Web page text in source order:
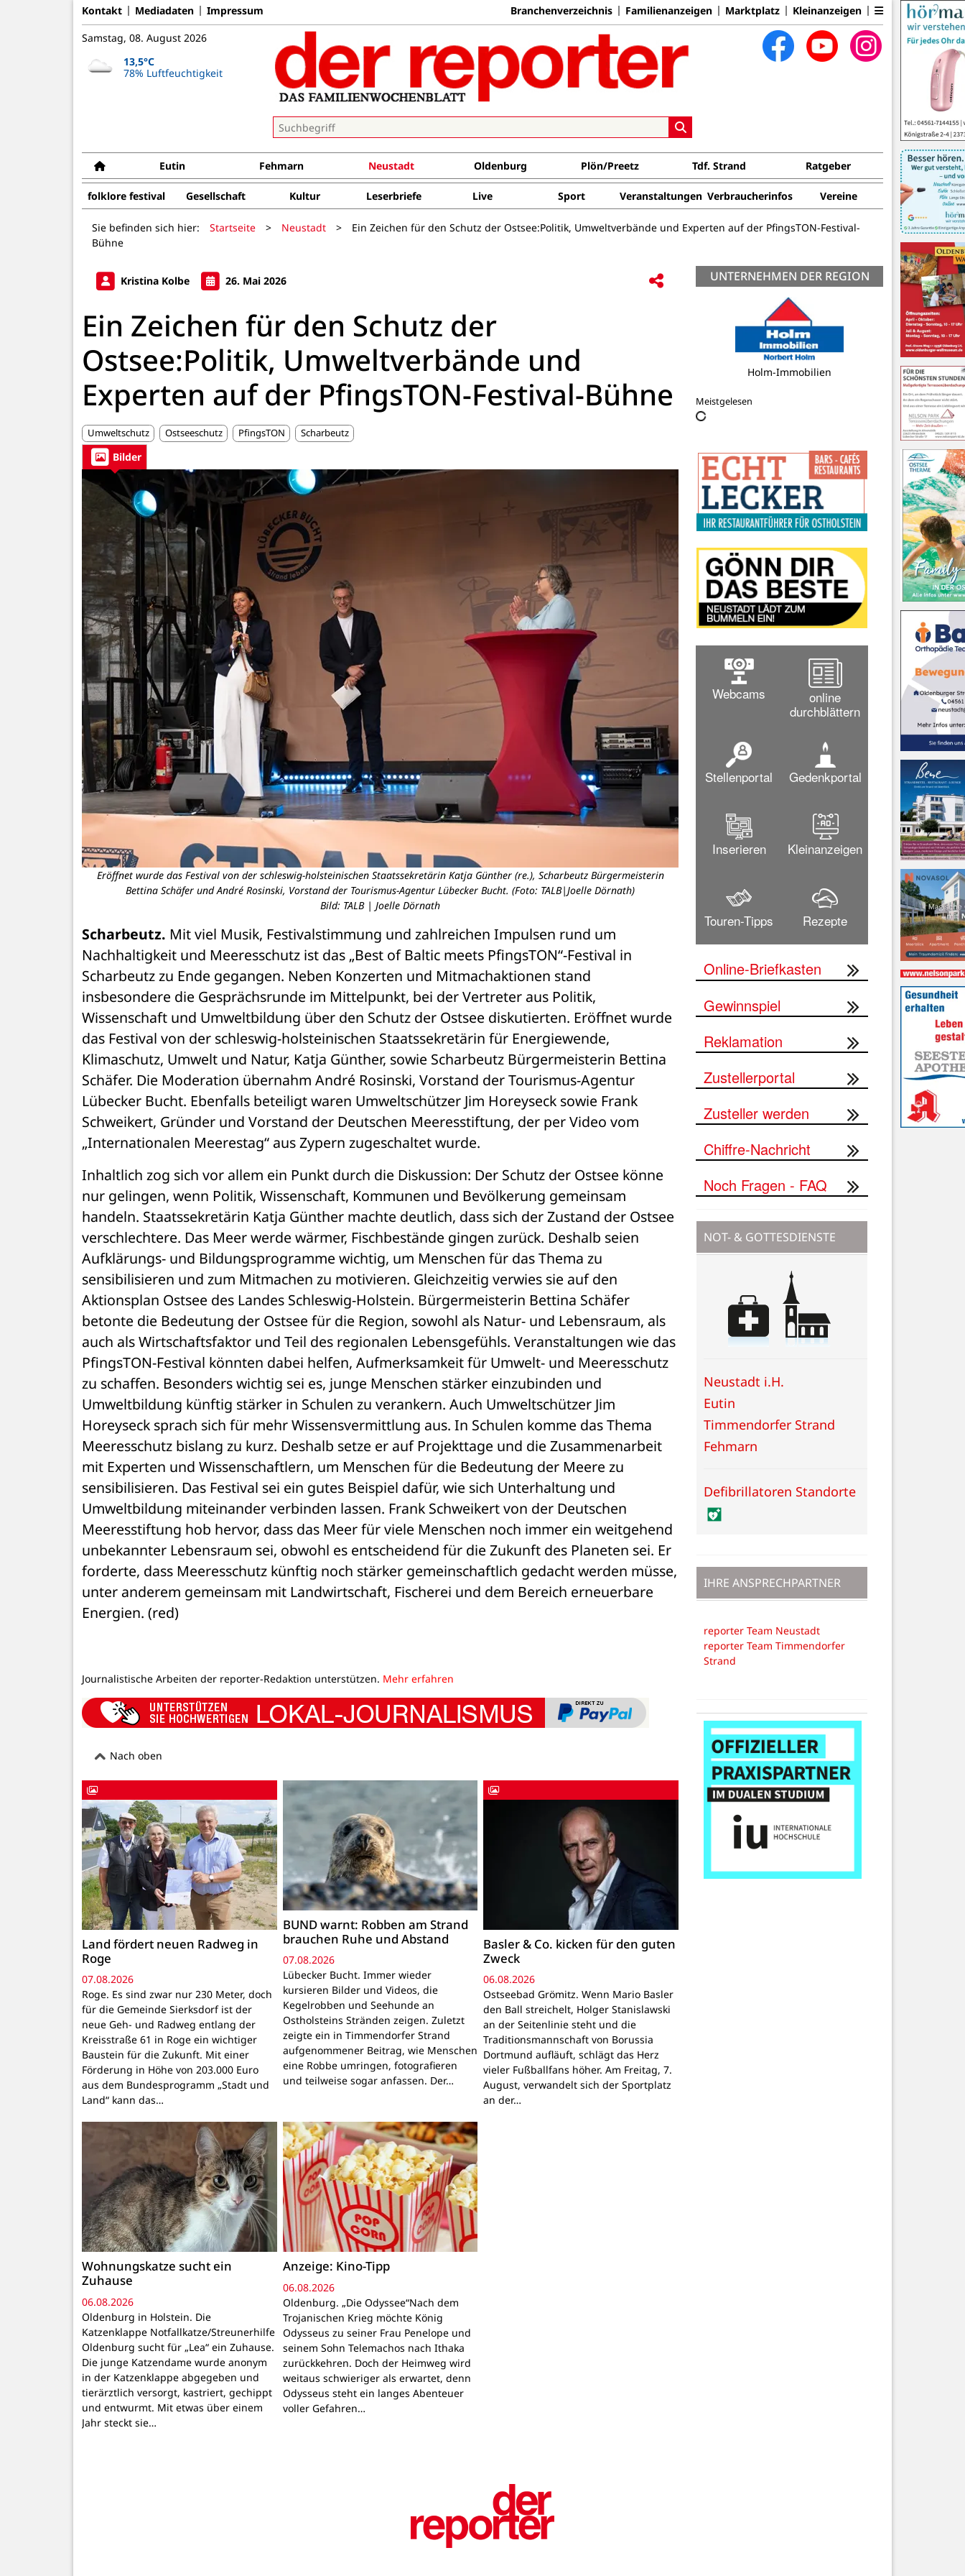
Kontakt Mediadaten Impressum Branchenverzeichnis Familienanzeigen Marktplatz Kleinanzeigen
Samstag, 08. August 2026
13,5°C
78% Luftfeuchtigkeit
Eutin Fehmarn Neustadt Oldenburg Plön/Preetz Tdf. Strand Ratgeber
folklore festival Gesellschaft Kultur Leserbriefe Live Sport Veranstaltungen Verbraucherinfos Vereine
Sie befinden sich hier: Startseite > Neustadt >
Ein Zeichen für den Schutz der Ostsee:Politik, Umweltverbände und Experten auf der PfingsTON-Festival-
Bühne
Kristina Kolbe 26. Mai 2026
Ein Zeichen für den Schutz der
Ostsee:Politik, Umweltverbände und
Experten auf der PfingsTON-Festival-Bühne
Umweltschutz Ostseeschutz PfingsTON Scharbeutz
Bilder
Eröffnet wurde das Festival von der schleswig-holsteinischen Staatssekretärin Katja Günther (re.), Scharbeutz Bürgermeisterin
Bettina Schäfer und André Rosinski, Vorstand der Tourismus-Agentur Lübecker Bucht. (Foto: TALB|Joelle Dörnath)
Bild: TALB | Joelle Dörnath
Scharbeutz. Mit viel Musik, Festivalstimmung und zahlreichen Impulsen rund um
Nachhaltigkeit und Meeresschutz ist das „Best of Baltic meets PfingsTON“-Festival in
Scharbeutz zu Ende gegangen. Neben Konzerten und Mitmachaktionen stand
insbesondere die Gesprächsrunde im Mittelpunkt, bei der Vertreter aus Politik,
Wissenschaft und Umweltbildung über den Schutz der Ostsee diskutierten. Eröffnet wurde
das Festival von der schleswig-holsteinischen Staatssekretärin für Energiewende,
Klimaschutz, Umwelt und Natur, Katja Günther, sowie Scharbeutz Bürgermeisterin Bettina
Schäfer. Die Moderation übernahm André Rosinski, Vorstand der Tourismus-Agentur
Lübecker Bucht. Ebenfalls beteiligt waren Umweltschützer Jim Horeyseck sowie Frank
Schweikert, Gründer und Vorstand der Deutschen Meeresstiftung, der per Video vom
„Internationalen Meerestag“ aus Zypern zugeschaltet wurde.
Inhaltlich zog sich vor allem ein Punkt durch die Diskussion: Der Schutz der Ostsee könne
nur gelingen, wenn Politik, Wissenschaft, Kommunen und Bevölkerung gemeinsam
handeln. Staatssekretärin Katja Günther machte deutlich, dass sich der Zustand der Ostsee
verschlechtere. Das Meer werde wärmer, Fischbestände gingen zurück. Deshalb seien
Aufklärungs- und Bildungsprogramme wichtig, um Menschen für das Thema zu
sensibilisieren und zum Mitmachen zu motivieren. Gleichzeitig verwies sie auf den
Aktionsplan Ostsee des Landes Schleswig-Holstein. Bürgermeisterin Bettina Schäfer
betonte die Bedeutung der Ostsee für die Region, sowohl als Natur- und Lebensraum, als
auch als Wirtschaftsfaktor und Teil des regionalen Lebensgefühls. Veranstaltungen wie das
PfingsTON-Festival könnten dabei helfen, Aufmerksamkeit für Umwelt- und Meeresschutz
zu schaffen. Besonders wichtig sei es, junge Menschen stärker einzubinden und
Umweltbildung künftig stärker in Schulen zu verankern. Auch Umweltschützer Jim
Horeyseck sprach sich für mehr Wissensvermittlung aus. In Schulen komme das Thema
Meeresschutz bislang zu kurz. Deshalb setze er auf Projekttage und die Zusammenarbeit
mit Experten und Wissenschaftlern, um Menschen für die Bedeutung der Meere zu
sensibilisieren. Das Festival sei ein gutes Beispiel dafür, wie sich Unterhaltung und
Umweltbildung miteinander verbinden lassen. Frank Schweikert von der Deutschen
Meeresstiftung hob hervor, dass das Meer für viele Menschen noch immer ein weitgehend
unbekannter Lebensraum sei, obwohl es entscheidend für die Zukunft des Planeten sei. Er
forderte, dass Meeresschutz künftig noch stärker gemeinschaftlich gedacht werden müsse,
unter anderem gemeinsam mit Landwirtschaft, Fischerei und dem Bereich erneuerbare
Energien. (red)
Journalistische Arbeiten der reporter-Redaktion unterstützen. Mehr erfahren
Nach oben
Land fördert neuen Radweg in
Roge
07.08.2026
Roge. Es sind zwar nur 230 Meter, doch
für die Gemeinde Sierksdorf ist der
neue Geh- und Radweg entlang der
Kreisstraße 61 in Roge ein wichtiger
Baustein für die Zukunft. Mit einer
Förderung in Höhe von 203.000 Euro
aus dem Bundesprogramm „Stadt und
Land“ kann das…
BUND warnt: Robben am Strand
brauchen Ruhe und Abstand
07.08.2026
Lübecker Bucht. Immer wieder
kursieren Bilder und Videos, die
Kegelrobben und Seehunde an
Ostholsteins Stränden zeigen. Zuletzt
zeigte ein in Timmendorfer Strand
aufgenommener Beitrag, wie Menschen
eine Robbe umringen, fotografieren
und teilweise sogar anfassen. Der…
Basler & Co. kicken für den guten
Zweck
06.08.2026
Ostseebad Grömitz. Wenn Mario Basler
den Ball streichelt, Holger Stanislawski
an der Seitenlinie steht und die
Traditionsmannschaft von Borussia
Dortmund aufläuft, schlägt das Herz
vieler Fußballfans höher. Am Freitag, 7.
August, verwandelt sich der Sportplatz
an der…
Wohnungskatze sucht ein
Zuhause
06.08.2026
Oldenburg in Holstein. Die
Katzenklappe Notfallkatze/Streunerhilfe
Oldenburg sucht für „Lea“ ein Zuhause.
Die junge Katzendame wurde anonym
in der Katzenklappe abgegeben und
tierärztlich versorgt, kastriert, gechippt
und entwurmt. Mit etwas über einem
Jahr steckt sie…
Anzeige: Kino-Tipp
06.08.2026
Oldenburg. „Die Odyssee“Nach dem
Trojanischen Krieg möchte König
Odysseus zu seiner Frau Penelope und
seinem Sohn Telemachos nach Ithaka
zurückkehren. Doch der Heimweg wird
weitaus schwieriger als erwartet, denn
Odysseus steht ein langes Abenteuer
voller Gefahren…
UNTERNEHMEN DER REGION
Holm-Immobilien
Meistgelesen
Webcams
online
durchblättern
Stellenportal Gedenkportal
Inserieren Kleinanzeigen
Touren-Tipps Rezepte
Online-Briefkasten
Gewinnspiel
Reklamation
Zustellerportal
Zusteller werden
Chiffre-Nachricht
Noch Fragen - FAQ
NOT- & GOTTESDIENSTE
Neustadt i.H.
Eutin
Timmendorfer Strand
Fehmarn
Defibrillatoren Standorte
IHRE ANSPRECHPARTNER
reporter Team Neustadt
reporter Team Timmendorfer
Strand